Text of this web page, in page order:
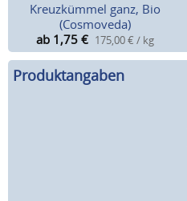
Kreuzkümmel ganz, Bio
(Cosmoveda)
ab 1,75 € 175,00 € / kg
Produktangaben